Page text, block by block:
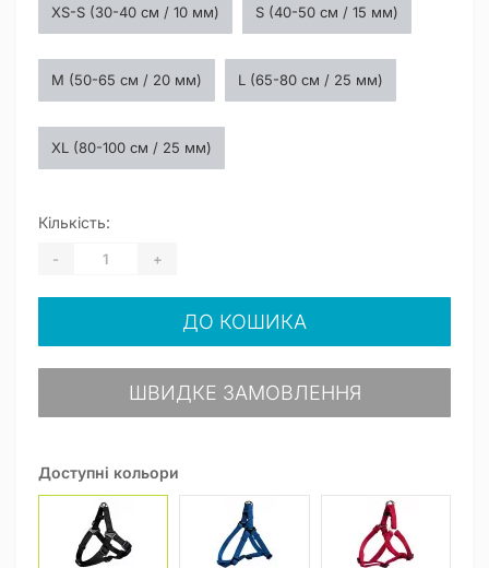
Доступні кольори
XS-S (30-40 см / 10 мм) S (40-50 см / 15 мм)
M (50-65 см / 20 мм) L (65-80 см / 25 мм)
XL (80-100 см / 25 мм)
Кількість:
- +
ДО КОШИКА
ШВИДКЕ ЗАМОВЛЕННЯ